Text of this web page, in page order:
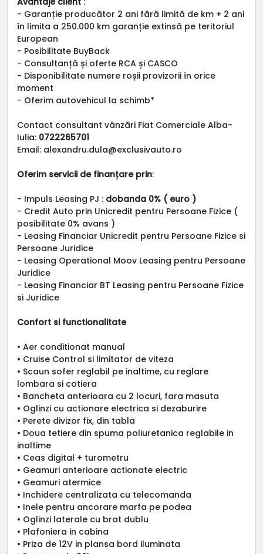
- Garanție producător 2 ani fără limită de km + 2 ani
în limita a 250.000 km garanție extinsă pe teritoriul
European
- Posibilitate BuyBack
- Consultanță și oferte RCA și CASCO
- Disponibilitate numere roșii provizorii în orice
moment
- Oferim autovehicul la schimb*
Contact consultant vânzări Fiat Comerciale Alba-
Iulia: 0722265701
Email: alexandru.dula@exclusivauto.ro
Oferim servicii de finanțare prin:
- Impuls Leasing PJ : dobanda 0% ( euro )
- Credit Auto prin Unicredit pentru Persoane Fizice (
posibilitate 0% avans )
- Leasing Financiar Unicredit pentru Persoane Fizice si
Persoane Juridice
- Leasing Operational Moov Leasing pentru Persoane
Juridice
- Leasing Financiar BT Leasing pentru Persoane Fizice
si Juridice
Confort si functionalitate
• Aer conditionat manual
• Cruise Control si limitator de viteza
• Scaun sofer reglabil pe inaltime, cu reglare
lombara si cotiera
• Bancheta anterioara cu 2 locuri, fara masuta
• Oglinzi cu actionare electrica si dezaburire
• Perete divizor fix, din tabla
• Doua tetiere din spuma poliuretanica reglabile in
inaltime
• Ceas digital + turometru
• Geamuri anterioare actionate electric
• Geamuri atermice
• Inchidere centralizata cu telecomanda
• Inele pentru ancorare marfa pe podea
• Oglinzi laterale cu brat dublu
• Plafoniera in cabina
• Priza de 12V in plansa bord iluminata